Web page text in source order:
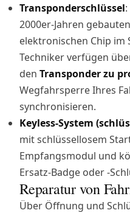
Transponderschlüssel
2000er-Jahren
elektronischen Chip im
Techniker verfügen
den Transponder zu
Wegfahrsperre Ihres
synchronisieren.
Keyless-System
mit schlüssellosem
Empfangsmodul und
Ersatz-Badge oder -
Reparatur von
Über Öffnung und